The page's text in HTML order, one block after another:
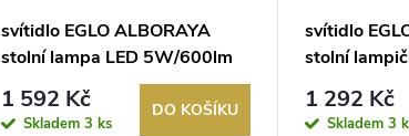
svítidlo EGLO ALBORAYA
stolní lampa LED 5W/600lm
3000K černá
1 592 Kč
Skladem 3 ks
DO KOŠÍKU
svítidlo
stolní
5,5W/
1 292 Kč
Skladem3